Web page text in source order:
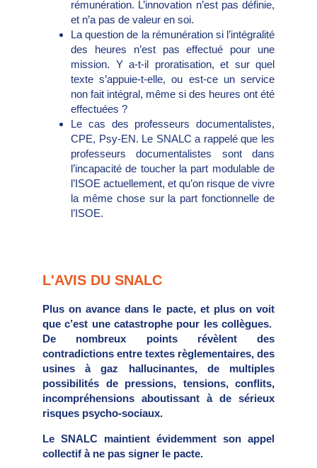
rémunération. L’innovation n’est pas définie,
et n’a pas de valeur en soi.
La question de la rémunération si l’intégralité
des heures n’est pas effectué pour une
mission. Y a-t-il proratisation, et sur quel
texte s’appuie-t-elle, ou est-ce un service
non fait intégral, même si des heures ont été
effectuées ?
Le cas des professeurs documentalistes,
CPE, Psy-EN. Le SNALC a rappelé que les
professeurs documentalistes sont dans
l’incapacité de toucher la part modulable de
l’ISOE actuellement, et qu’on risque de vivre
la même chose sur la part fonctionnelle de
l’ISOE.
L'AVIS DU SNALC
Plus on avance dans le pacte, et plus on voit
que c’est une catastrophe pour les collègues.
De nombreux points révèlent des
contradictions entre textes règlementaires, des
usines à gaz hallucinantes, de multiples
possibilités de pressions, tensions, conflits,
incompréhensions aboutissant à de sérieux
risques psycho-sociaux.
Le SNALC maintient évidemment son appel
collectif à ne pas signer le pacte.